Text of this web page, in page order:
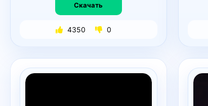
Скачать
4350 0